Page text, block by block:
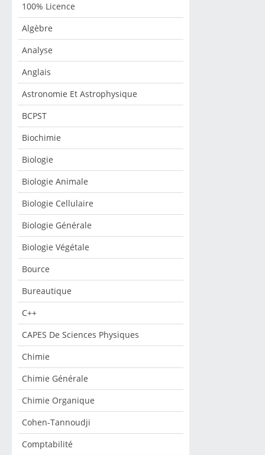
100% Licence
Algèbre
Analyse
Anglais
Astronomie Et Astrophysique
BCPST
Biochimie
Biologie
Biologie Animale
Biologie Cellulaire
Biologie Générale
Biologie Végétale
Bource
Bureautique
C++
CAPES De Sciences Physiques
Chimie
Chimie Générale
Chimie Organique
Cohen-Tannoudji
Comptabilité